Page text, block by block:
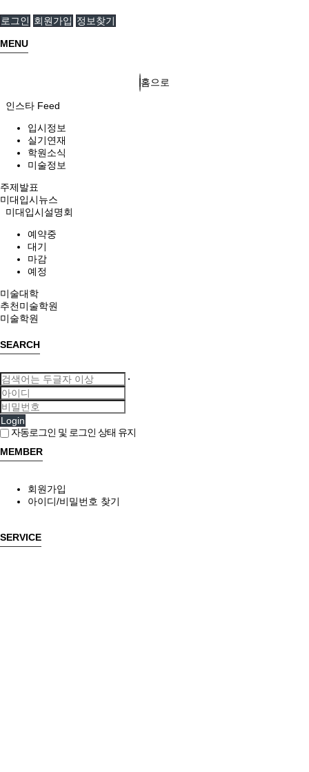
로그인 회원가입 정보찾기
MENU
홈으로
인스타 Feed
입시정보
실기연재
학원소식
미술정보
주제발표
미대입시뉴스
미대입시설명회
예약중
대기
마감
예정
미술대학
추천미술학원
미술학원
SEARCH
Login
자동로그인 및 로그인 상태 유지
MEMBER
회원가입
아이디/비밀번호 찾기
SERVICE